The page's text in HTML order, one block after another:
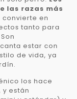
las razas más
convierte en
tanto para
estar con
de vida, ya
los hace
están